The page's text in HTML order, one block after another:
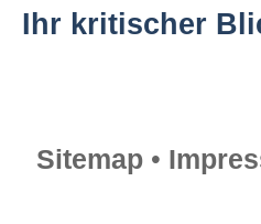
Ihr kritischer
Sitemap •